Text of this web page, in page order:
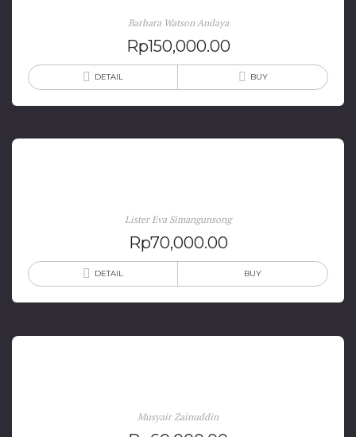
Barbara Watson Andaya
Rp150,000.00
DETAIL BUY
Lister Eva Simangunsong
Rp70,000.00
DETAIL BUY
Musyair Zainuddin